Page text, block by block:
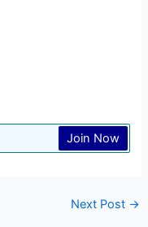
Join Now
Next Post →